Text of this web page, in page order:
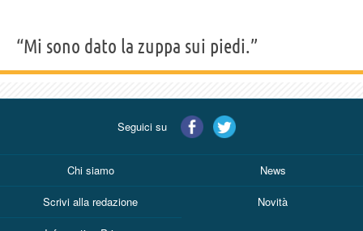
“Mi sono dato la zuppa sui piedi.”
Seguici su
Chi siamo News
Scrivi alla redazione Novità